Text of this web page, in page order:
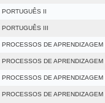
PORTUGUÊS II
PORTUGUÊS III
PROCESSOS DE APRENDIZAGEM
PROCESSOS DE APRENDIZAGEM
PROCESSOS DE APRENDIZAGEM
PROCESSOS DE APRENDIZAGEM